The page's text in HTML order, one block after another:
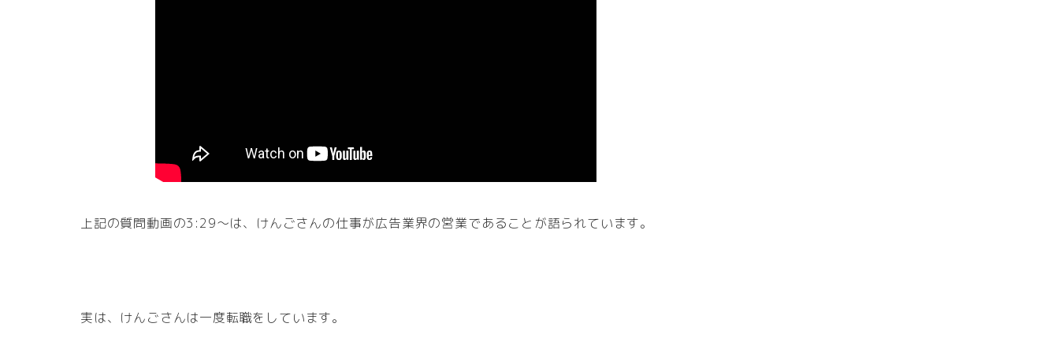
上記の質問動画の3:29～は、けんごさんの仕事が広告業界の営業であることが語られています。
実は、けんごさんは一度転職をしています。